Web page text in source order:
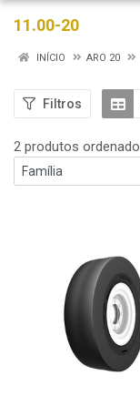
11.00-20
INÍCIO ARO 20
Filtros
2 produtos